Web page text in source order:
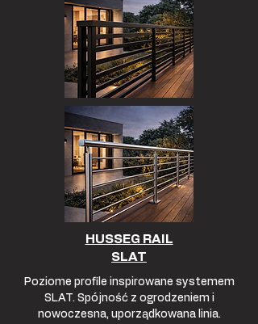
HUSSEG RAIL
SLAT
Poziome profile inspirowane systemem
SLAT. Spójność z ogrodzeniem i
nowoczesna, uporządkowana linia.